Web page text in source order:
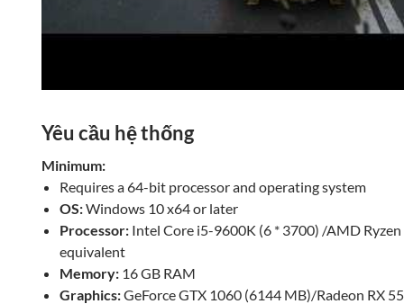
Yêu cầu hệ thống
Minimum:
Requires a 64-bit processor and operating system
OS:Windows 10 x64 or later
Processor: Intel Core i5-9600K (6 * 3700) /AMD
equivalent
Memory: 16 GB RAM
Graphics:GeForce GTX 1060 (6144 MB)/Radeon RX